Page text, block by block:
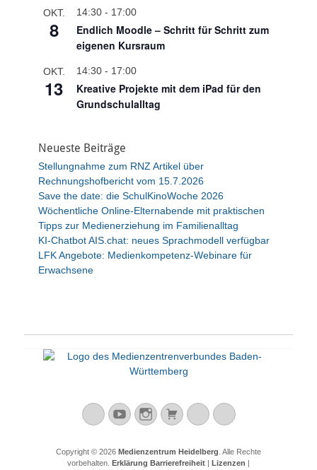
o
g
e
o
b
e
OKT.
8
14:30 - 17:00
Endlich Moodle – Schritt für Schritt zum
eigenen Kursraum
OKT.
13
14:30 - 17:00
Kreative Projekte mit dem iPad für den
Grundschulalltag
Neueste Beiträge
Stellungnahme zum RNZ Artikel über
Rechnungshofbericht vom 15.7.2026
Save the date: die SchulKinoWoche 2026
Wöchentliche Online-Elternabende mit praktischen
Tipps zur Medienerziehung im Familienalltag
KI-Chatbot AIS.chat: neues Sprachmodell verfügbar
LFK Angebote: Medienkompetenz-Webinare für
Erwachsene
Mastodon
YouTubeInstagramWarenkorb
CloudPeertube
Copyright © 2026 Medienzentrum Heidelberg . Alle Rechte
vorbehalten. Erklärung Barrierefreiheit | Lizenzen |